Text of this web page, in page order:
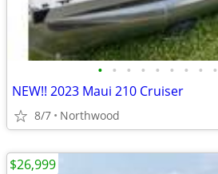
• • • • • • • • •
NEW!! 2023 Maui 210 Cruiser
8/7 Northwood
$26,999